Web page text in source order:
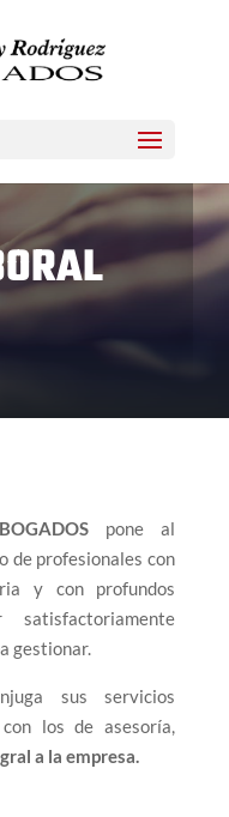
pone al
de profesionales con
y con profundos
gestionar.
sus servicios
los de asesoría,
a la empresa.